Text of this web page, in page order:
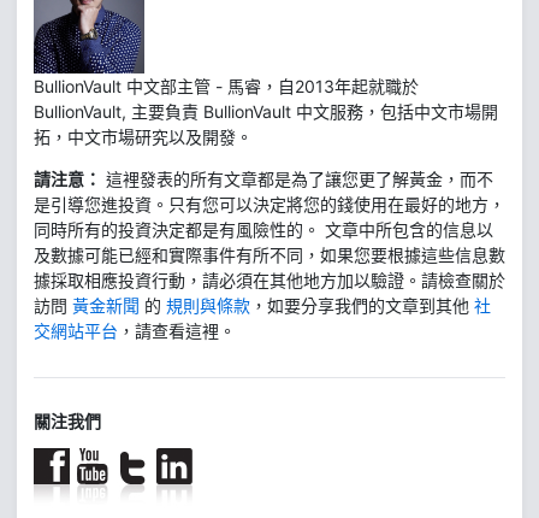
BullionVault 中文部主管 - 馬睿，自2013年起就職於
BullionVault, 主要負責 BullionVault 中文服務，包括中文市場開
拓，中文市場研究以及開發。
請注意： 這裡發表的所有文章都是為了讓您更了解黃金，而不
是引導您進投資。只有您可以決定將您的錢使用在最好的地方，
同時所有的投資決定都是有風險性的。 文章中所包含的信息以
及數據可能已經和實際事件有所不同，如果您要根據這些信息數
據採取相應投資行動，請必須在其他地方加以驗證。請檢查關於
訪問 黃金新聞 的 規則與條款 ，如要分享我們的文章到其他 社
交網站平台 ，請查看這裡。
關注我們